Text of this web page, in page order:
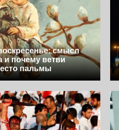
смысл
и почему ветви
пальмы